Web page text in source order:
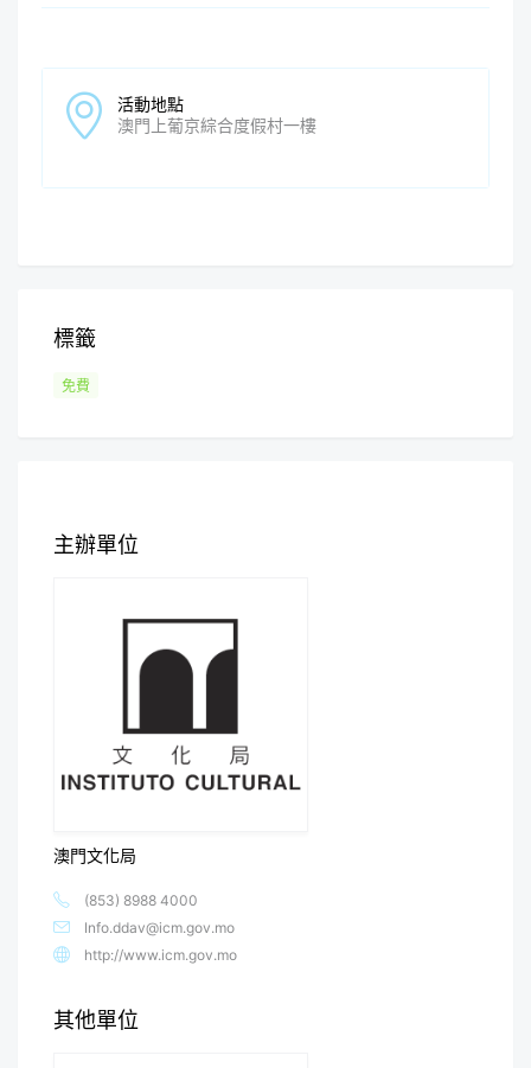
活動地點
澳門上葡京綜合度假村一樓
標籤
免費
主辦單位
澳門文化局
(853) 8988 4000
Info.ddav@icm.gov.mo
http://www.icm.gov.mo
其他單位